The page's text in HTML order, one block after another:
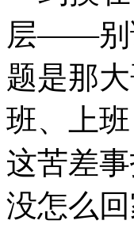
层――别
题是那
班、上
这苦差
没怎么